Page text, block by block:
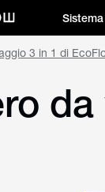
3 in 1 di